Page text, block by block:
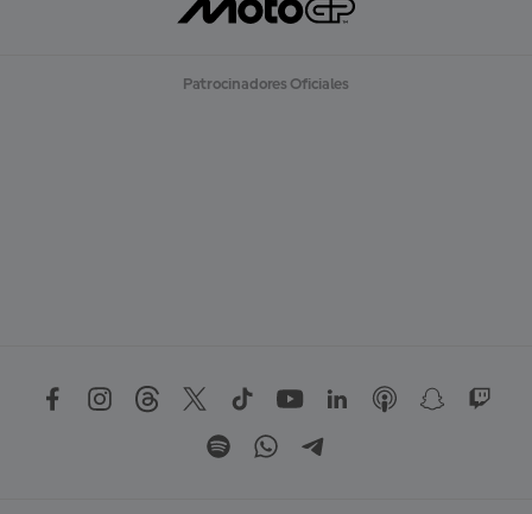
Patrocinadores Oficiales